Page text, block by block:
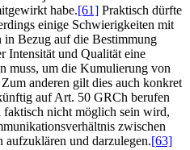
habe.[61] Praktisch dürfte
einige Schwierigkeiten mit
Bezug auf die Bestimmung
Intensität und Qualität eine
muss, um die Kumulierung von
Zum anderen gilt dies auch konkret
auf Art. 50 GRCh berufen
nicht möglich sein wird,
zwischen
aufzuklären und darzulegen.[63]